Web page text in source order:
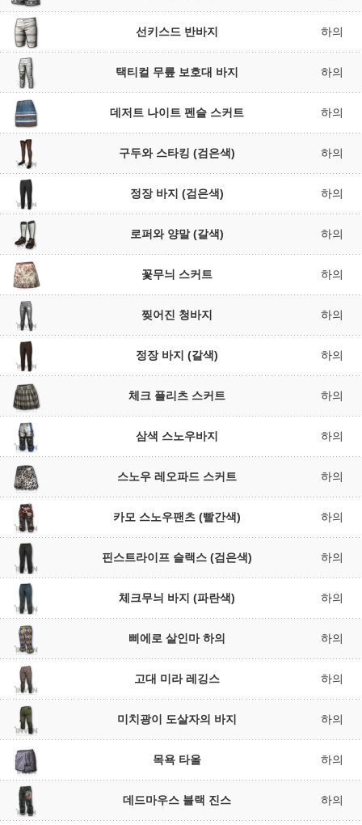
선키스드 반바지 하의
택티컬 무릎 보호대 바지 하의
데저트 나이트 펜슬 스커트 하의
구두와 스타킹 (검은색) 하의
정장 바지 (검은색) 하의
로퍼와 양말 (갈색) 하의
꽃무늬 스커트 하의
찢어진 청바지 하의
정장 바지 (갈색) 하의
체크 플리츠 스커트 하의
삼색 스노우바지 하의
스노우 레오파드 스커트 하의
카모 스노우팬츠 (빨간색) 하의
핀스트라이프 슬랙스 (검은색) 하의
체크무늬 바지 (파란색) 하의
삐에로 살인마 하의 하의
고대 미라 레깅스 하의
미치광이 도살자의 바지 하의
목욕 타올 하의
데드마우스 블랙 진스 하의